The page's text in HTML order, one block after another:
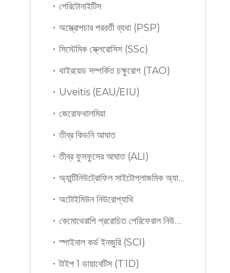
পেরিটোনাইটিস
অস্ত্রোপচার পরবর্তী ব্যথা (PSP)
সিস্টেমিক স্ক্লেরোসিস (SSc)
থাইরয়েড সম্পর্কিত চক্ষুরোগ (TAO)
Uveitis (EAU/EIU)
জেরোফথালমিয়া
তীব্র কিডনি আঘাত
তীব্র ফুসফুসের আঘাত (ALI)
অ্যান্টিনিউট্রোফিল সাইটোপ্লাজমিক অ্যান্টিবডি
অটোইমিউন নিউরোপ্যাথি
কেমোথেরাপি প্ররোচিত পেরিফেরাল নিউরোপ্যাথি (সিআইপিএন)
স্পাইনাল কর্ড ইনজুরি (SCI)
টাইপ 1 ডায়াবেটিস (T1D)